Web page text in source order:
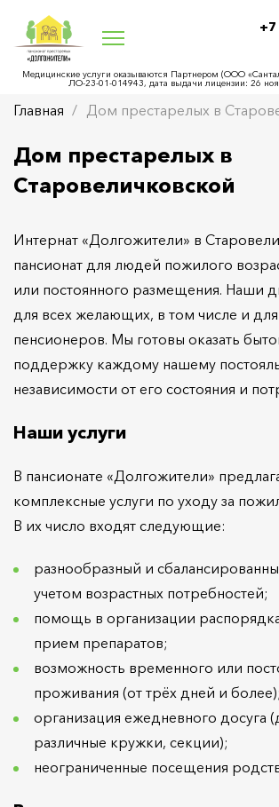
Медицинские услуги оказываются Партнером (ООО
ЛО‑23-01-014943, дата выдачи лицензии: 26
Главная Дом престарелых в
Дом престарелых в
Старовеличковской
Интернат «Долгожители» в
пансионат для людей пожилого
или постоянного размещения. Наши
для всех желающих, в том числе и
пенсионеров. Мы готовы оказать
поддержку каждому нашему
независимости от его состояния и
Наши услуги
В пансионате «Долгожители»
комплексные услуги по уходу за
В их число входят следующие:
разнообразный и
учетом возрастных потребностей;
помощь в организации
прием препаратов;
возможность временного или
проживания (от трёх дней и более);
организация ежедневного досуга
различные кружки, секции);
неограниченные посещения